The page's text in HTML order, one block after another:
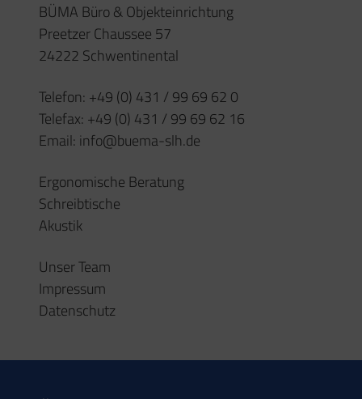
BÜMA Büro & Objekteinrichtung
Preetzer Chaussee 57
24222 Schwentinental
Telefon: +49 (0) 431 / 99 69 62 0
Telefax: +49 (0) 431 / 99 69 62 16
Email: info@buema-slh.de
Ergonomische Beratung
Schreibtische
Akustik
Unser Team
Impressum
Datenschutz